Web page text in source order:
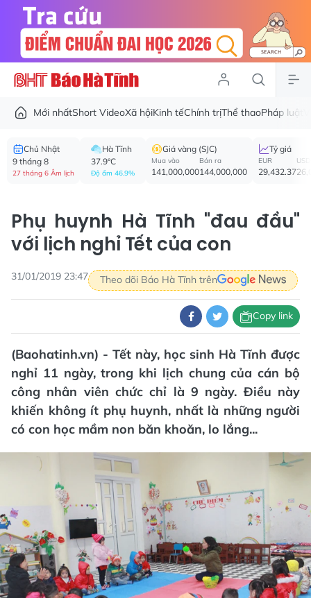
Mới nhấtShort VideoXã hộiKinh tếChính trịThể thaoPháp luật
Chủ Nhật
9 tháng 8
27 tháng 6 Âm lịch
Hà Tĩnh
37.9°C
Độ ẩm 46.9%
Giá vàng (SJC)
Mua vào
141,000,000
Bán ra
144,000,000
Tỷ giá
EUR
29,432.37
USD
Phụ huynh Hà Tĩnh "đau đầu"
với lịch nghỉ Tết của con
31/01/2019 23:47 Theo dõi Báo Hà Tĩnh trên
Copy link
(Baohatinh.vn) - Tết này, học sinh Hà Tĩnh được
nghỉ 11 ngày, trong khi lịch chung của cán bộ
công nhân viên chức chỉ là 9 ngày. Điều này
khiến không ít phụ huynh, nhất là những người
có con học mầm non băn khoăn, lo lắng...